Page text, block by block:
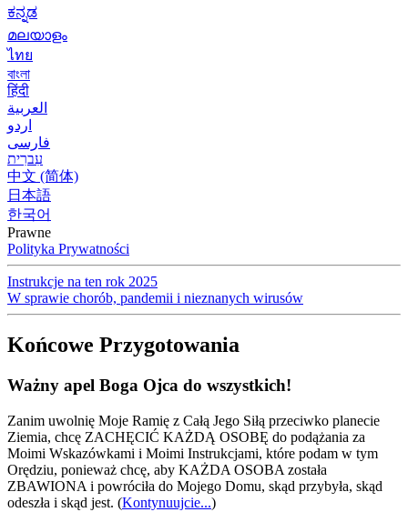
ಕನ್ನಡ
മലയാളം
ไทย
বাংলা
हिंदी
العربية
اردو
فارسی
עִברִית
中文 (简体)
日本語
한국어
Prawne
Polityka Prywatności
Instrukcje na ten rok 2025
W sprawie chorób, pandemii i nieznanych wirusów
Końcowe Przygotowania
Ważny apel Boga Ojca do wszystkich!
Zanim uwolnię Moje Ramię z Całą Jego Siłą przeciwko planecie
Ziemia, chcę ZACHĘCIĆ KAŻDĄ OSOBĘ do podążania za
Moimi Wskazówkami i Moimi Instrukcjami, które podam w tym
Orędziu, ponieważ chcę, aby KAŻDA OSOBA została
ZBAWIONA i powróciła do Mojego Domu, skąd przybyła, skąd
odeszła i skąd jest. (Kontynuujcie...)